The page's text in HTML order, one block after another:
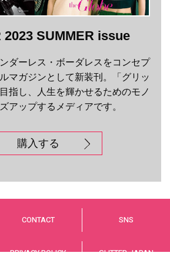
2023 SUMMER issue
ダーレス・ボーダレスをコンセプ
マガジンとして新装刊。「グリッ
指し、人生を輝かせるためのモノ
アップするメディアです。
購入する
CONTACT SNS
PRIVACY POLICY GLITTER JAPAN